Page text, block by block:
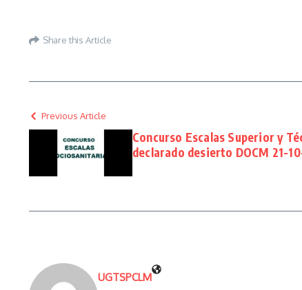
Share this Article
Previous Article
Concurso Escalas Superior y
declarado desierto DOCM 21-
UGTSPCLM